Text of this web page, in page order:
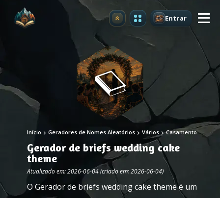
Atualizar Entrar
Início Geradores de Nomes Aleatórios Vários Casamento
Gerador de briefs wedding cake
theme
Atualizado em: 2026-06-04 (criado em: 2026-06-04)
O Gerador de briefs wedding cake theme é um